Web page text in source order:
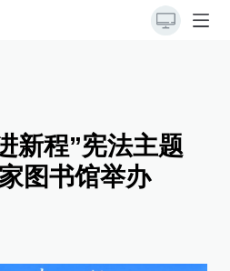
新程”宪法主题
图书馆举办